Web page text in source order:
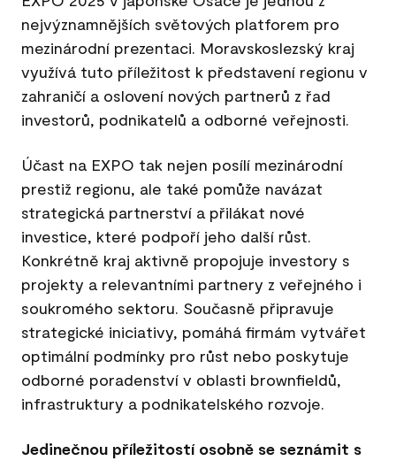
nejvýznamnějších světových platforem pro
mezinárodní prezentaci. Moravskoslezský kraj
využívá tuto příležitost k představení regionu v
zahraničí a oslovení nových partnerů z řad
investorů, podnikatelů a odborné veřejnosti.
Účast na EXPO tak nejen posílí mezinárodní
prestiž regionu, ale také pomůže navázat
strategická partnerství a přilákat nové
investice, které podpoří jeho další růst.
Konkrétně kraj aktivně propojuje investory s
projekty a relevantními partnery z veřejného i
soukromého sektoru. Současně připravuje
strategické iniciativy, pomáhá firmám vytvářet
optimální podmínky pro růst nebo poskytuje
odborné poradenství v oblasti brownfieldů,
infrastruktury a podnikatelského rozvoje.
Jedinečnou příležitostí osobně se seznámit s